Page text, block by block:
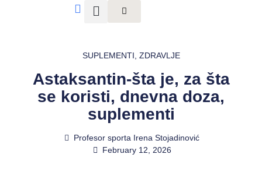
SUPLEMENTI ZDRAVLJE
Astaksantin-šta je, za šta
se koristi, dnevna doza,
suplementi
Profesor sporta Irena Stojadinović
February 12, 2026